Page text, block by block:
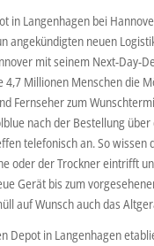
in Langenhagen bei
angekündigten neuen
mit seinem Next-Day-
4,7 Millionen Menschen die
Fernseher zum
nach der Bestellung
telefonisch an. So wissen
oder der Trockner eintrifft
Gerät bis zum
auf Wunsch auch das
Depot in Langenhagen